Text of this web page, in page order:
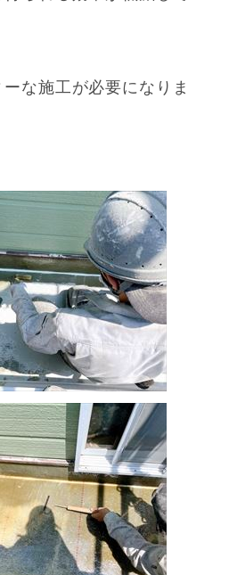
な施工が必要になりま